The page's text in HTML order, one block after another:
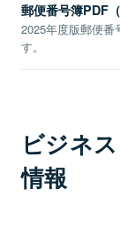
郵便番号簿PDF
2025年度版郵便番
す。
ビジネ
情報